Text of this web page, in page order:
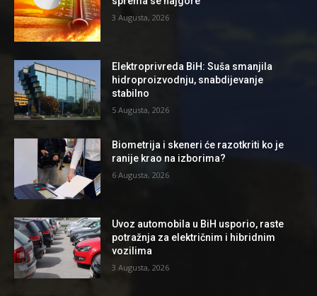
3 Augusta, 2026
Elektroprivreda BiH: Suša smanjila
hidroproizvodnju, snabdijevanje
stabilno
5 Augusta, 2026
Biometrija i skeneri će razotkriti ko je
ranije krao na izborima?
6 Augusta, 2026
Uvoz automobila u BiH usporio, raste
potražnja za električnim i hibridnim
vozilima
3 Augusta, 2026